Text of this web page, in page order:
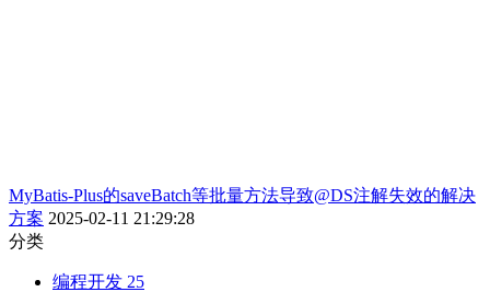
MyBatis-Plus的saveBatch等批量方法导致@DS注解失效的解决
方案 2025-02-11 21:29:28
分类
编程开发 25